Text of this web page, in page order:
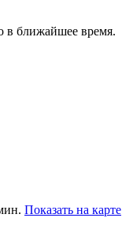
в ближайшее время.
Показать на карте